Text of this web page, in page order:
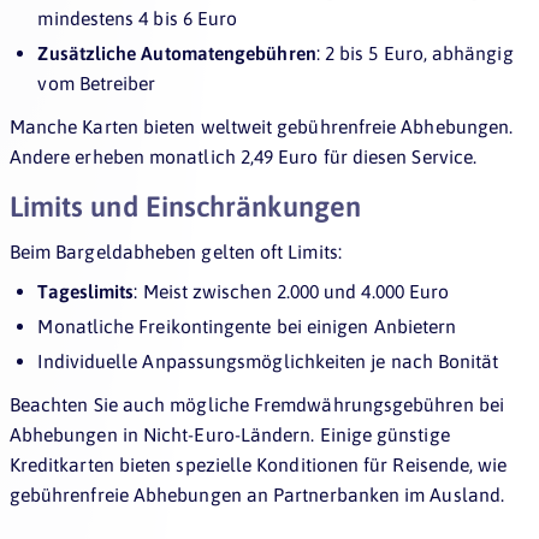
mindestens 4 bis 6 Euro
Zusätzliche Automatengebühren: 2 bis 5 Euro, abhängig
vom Betreiber
Manche Karten bieten weltweit gebührenfreie Abhebungen.
Andere erheben monatlich 2,49 Euro für diesen Service.
Limits und Einschränkungen
Beim Bargeldabheben gelten oft Limits:
Tageslimits: Meist zwischen 2.000 und 4.000 Euro
Monatliche Freikontingente bei einigen Anbietern
Individuelle Anpassungsmöglichkeiten je nach Bonität
Beachten Sie auch mögliche Fremdwährungsgebühren bei
Abhebungen in Nicht-Euro-Ländern. Einige günstige
Kreditkarten bieten spezielle Konditionen für Reisende, wie
gebührenfreie Abhebungen an Partnerbanken im Ausland.